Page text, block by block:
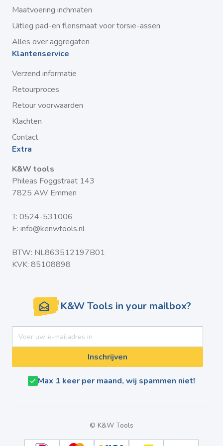
Maatvoering inchmaten
Uitleg pad-en flensmaat voor torsie-assen
Alles over aggregaten
Klantenservice
Verzend informatie
Retourproces
Retour voorwaarden
Klachten
Contact
Extra
K&W tools
Phileas Foggstraat 143
7825 AW Emmen
T: 0524-531006
E: info@kenwtools.nl
BTW: NL863512197B01
KVK: 85108898
K&W Tools in your mailbox?
Inschrijven
Max 1 keer per maand, wij spammen niet!
© K&W Tools